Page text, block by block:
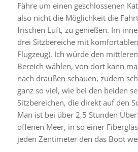
Fähre um einen geschlossenen
also nicht die Möglichkeit die
frischen Luft, zu genießen. Im
drei Sitzbereiche mit
Flugzeug). Ich würde den
Bereich wählen, von dort kann
nach draußen schauen, zudem
ganz so viel, wie bei den beiden
Sitzbereichen, die direkt auf den
Man ist bei über 2,5 Stunden
offenen Meer, in so einer
jeden Zentimeter den das Boot